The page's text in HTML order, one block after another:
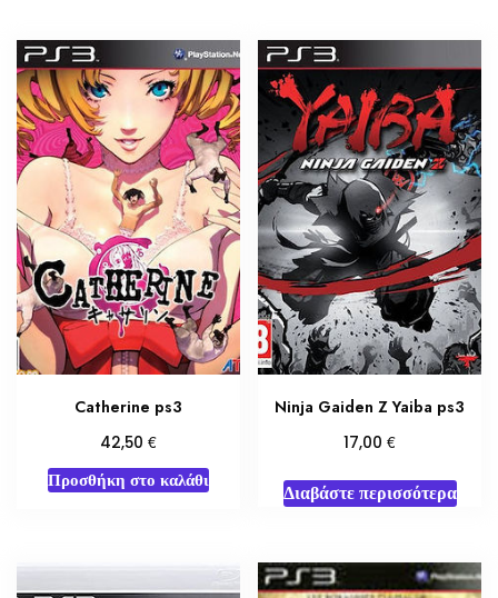
Catherine ps3
42,50 €
Προσθήκη στο καλάθι
Ninja Gaiden Z Yaiba ps3
17,00€
Διαβάστε περισσότερα